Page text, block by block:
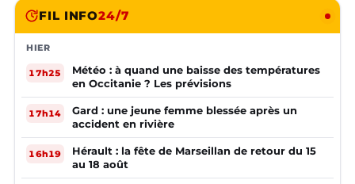
FIL INFO24/7
HIER
17h25
Météo : à quand une baisse des températures
en Occitanie ? Les prévisions
17h14
Gard : une jeune femme blessée après un
accident en rivière
16h19
Hérault : la fête de Marseillan de retour du 15
au 18 août